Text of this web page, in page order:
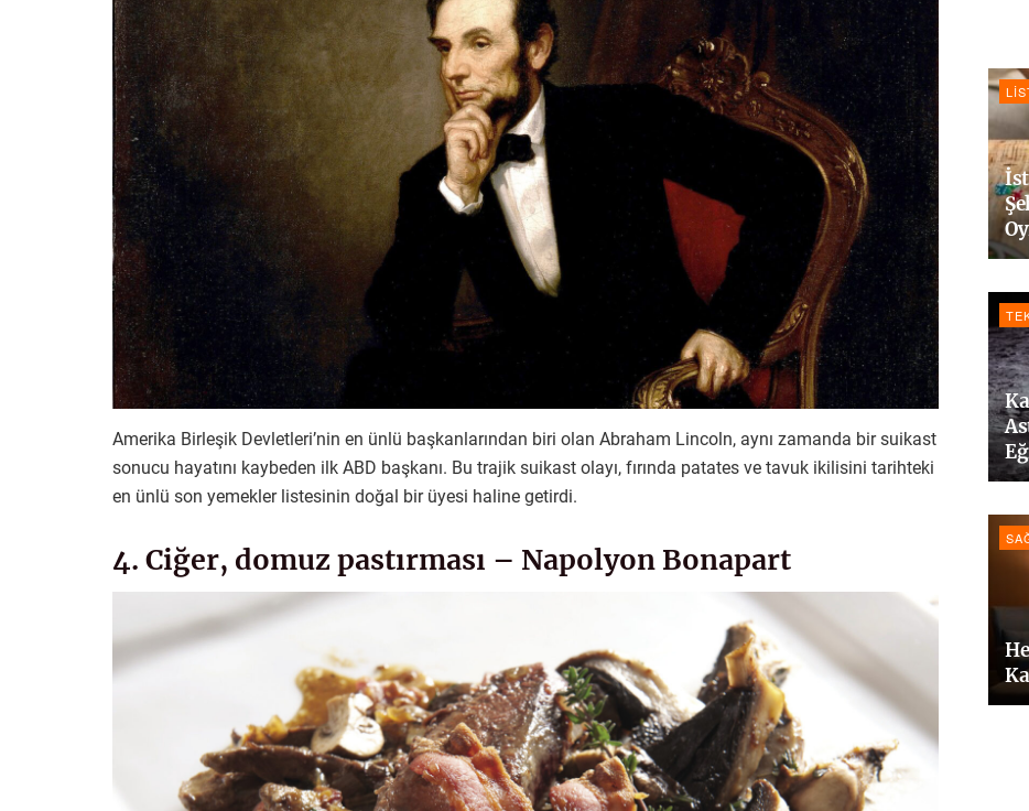
Amerika Birleşik Devletleri’nin en ünlü başkanlarından biri olan Abraham Lincoln, aynı zamanda bir suikast
sonucu hayatını kaybeden ilk ABD başkanı. Bu trajik suikast olayı, fırında patates ve tavuk ikilisini tarihteki
en ünlü son yemekler listesinin doğal bir üyesi haline getirdi.
4. Ciğer, domuz pastırması – Napolyon Bonapart